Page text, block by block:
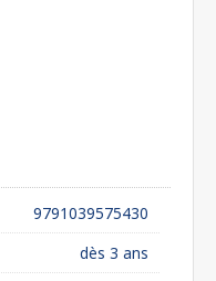
9791039575430
dès 3 ans